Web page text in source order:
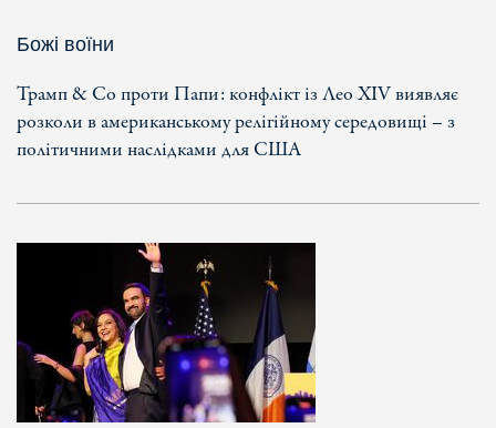
Божі воїни
Трамп & Co проти Папи: конфлікт із Лео XIV виявляє
розколи в американському релігійному середовищі – з
політичними наслідками для США